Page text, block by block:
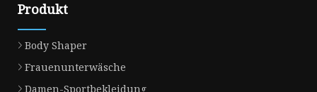
Produkt
Body Shaper
Frauenunterwäsche
Damen-Sportbekleidung